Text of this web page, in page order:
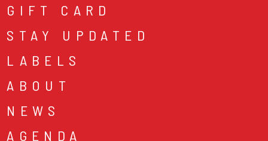
GIFT CARD
STAY UPDATED
LABELS
ABOUT
NEWS
AGENDA